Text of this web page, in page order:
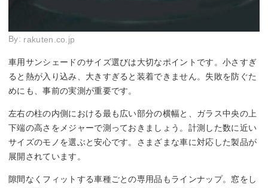
By: rakuten.co.jp
車用サンシェードのサイズ選びは大切なポイントです。小さすぎ
ると熱が入り込み、大きすぎると装着できません。失敗を防ぐた
めにも、事前の実測が重要です。
左右の柱の内側における最も広い部分の横幅と、ガラス中央の上
下端の高さをメジャーで測っておきましょう。計測した数に近い
サイズのモノを選ぶと安心です。さまざまな車に対応した製品が
展開されています。
隙間なくフィットする車種ごとの専用品もラインナップ。窓をし